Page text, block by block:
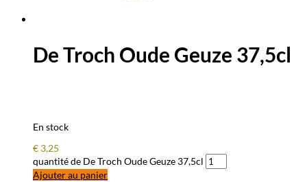
De Troch Oude Geuze 37,5cl
En stock
€ 3,25
quantité de De Troch Oude Geuze 37,5cl
Ajouter au panier